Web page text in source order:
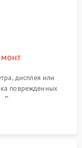
дисплея или
поврежденных
элементов